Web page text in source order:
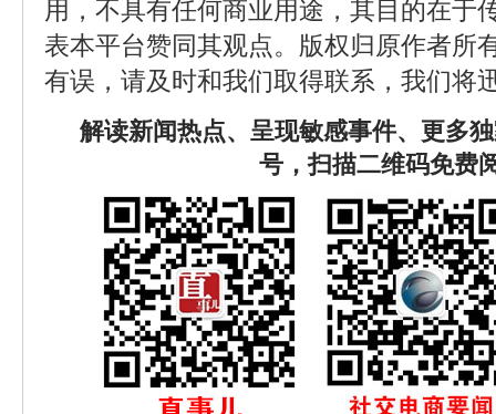
用，不具有任何商业用途，其目的在于
表本平台赞同其观点。版权归原作者所
有误，请及时和我们取得联系，我们将
解读新闻热点、呈现敏感事件、更多
号，扫描二维码免费